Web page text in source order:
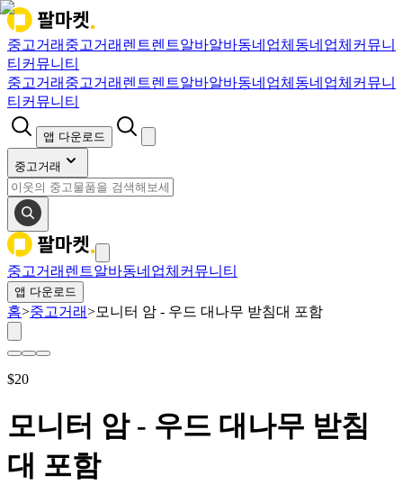
중고거래 중고거래 렌트렌트알바알바동네업체 동네업체 커뮤니
티 커뮤니티
중고거래 중고거래 렌트렌트알바알바동네업체 동네업체 커뮤니
티 커뮤니티
앱 다운로드
중고거래
중고거래 렌트알바동네업체 커뮤니티
앱 다운로드
홈>중고거래>모니터 암 - 우드 대나무 받침대 포함
$20
모니터 암 - 우드 대나무 받침
대 포함